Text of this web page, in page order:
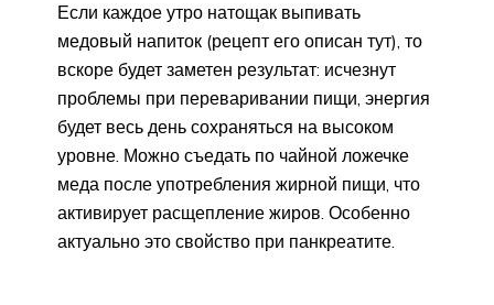
Если каждое утро натощак выпивать
медовый напиток (рецепт его описан тут), то
вскоре будет заметен результат: исчезнут
проблемы при переваривании пищи, энергия
будет весь день сохраняться на высоком
уровне. Можно съедать по чайной ложечке
меда после употребления жирной пищи, что
активирует расщепление жиров. Особенно
актуально это свойство при панкреатите.